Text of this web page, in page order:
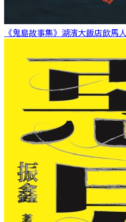
《鬼島故事集》湖濱大飯店飲馬人